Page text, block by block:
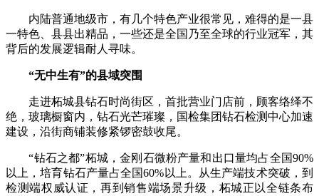
内陆普通地级市，有几个特色产业很常见，难得的是一县
一特色、县县出精品，一些还是全国乃至全球的行业冠军，其
背后的发展逻辑耐人寻味。
“无中生有”的县域突围
走进柘城县钻石时尚街区，首批营业门店前，顾客络绎不
绝，玻璃橱窗内，钻石光芒璀璨，国检集团钻石检测中心加速
建设，沿街商铺装修紧锣密鼓收尾。
“钻石之都”柘城，金刚石微粉产量和出口量均占全国90%
以上，培育钻石产量占全国60%以上。从生产端技术突破，到
检测端权威认证，再到销售端场景升级，柘城正以全链条布